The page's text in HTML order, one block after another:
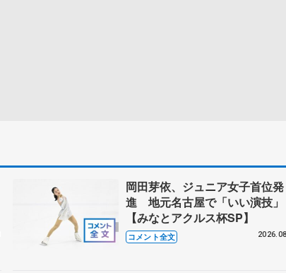
岡田芽依、ジュニア女子首位発
進 地元名古屋で「いい演技」
【みなとアクルス杯SP】
コメント全文